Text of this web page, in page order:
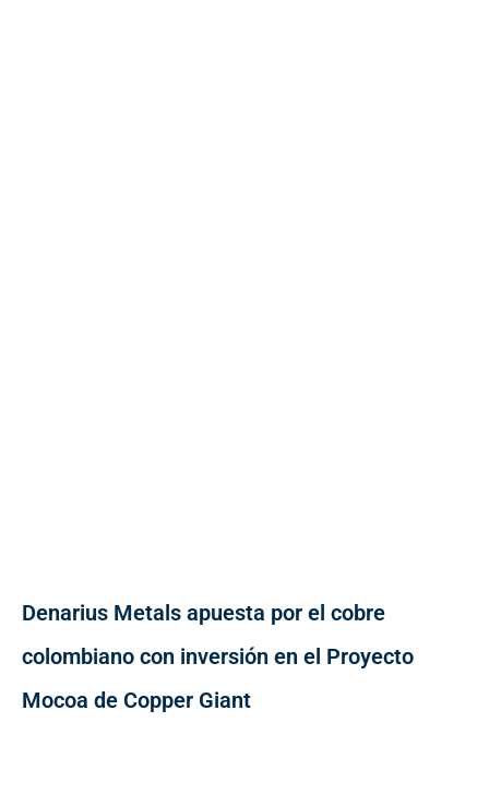
Denarius Metals apuesta por el cobre
colombiano con inversión en el Proyecto
Mocoa de Copper Giant